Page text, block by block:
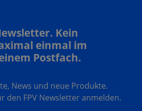
Kein
einmal im
Postfach.
News und neue Produkte.
den FPV Newsletter anmelden.